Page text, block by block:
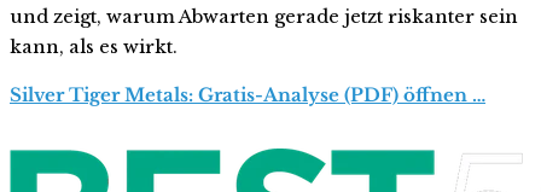
und zeigt, warum Abwarten gerade jetzt riskanter sein
kann, als es wirkt.
Silver Tiger Metals: Gratis-Analyse (PDF) öffnen …